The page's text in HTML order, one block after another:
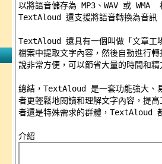
以將語音儲存為 MP3、WAV 或
TextAloud 還支援將語音轉換為音訊
TextAloud 還具有一個叫做「文章工
檔案中提取文字內容，然後自動進行
說非常方便，可以節省大量的時間和
總結，TextAloud 是一套功能強大、
者更輕鬆地閱讀和理解文字內容，提
者還是特殊需求的群體，TextAloud